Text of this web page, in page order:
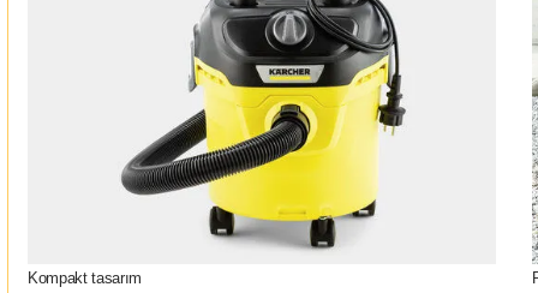
Kompakt tasarım